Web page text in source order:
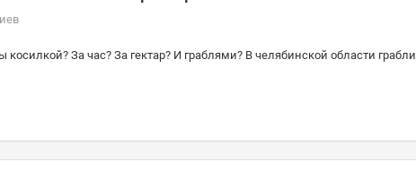
За час? За гектар? И граблями? В челябинской области грабли